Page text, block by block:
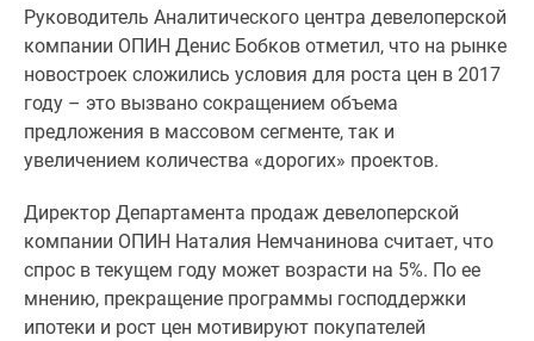
Москвы
Подмосковья
Студии
комнатные
комнатные
комнатные
Квартиры
Руководитель Аналитического центра девелоперской
компании ОПИН Денис Бобков отметил, что на рынке
новостроек сложились условия для роста цен в 2017
году – это вызвано сокращением объема
предложения в массовом сегменте, так и
увеличением количества «дорогих» проектов.
Директор Департамента продаж девелоперской
компании ОПИН Наталия Немчанинова считает, что
спрос в текущем году может возрасти на 5%. По ее
мнению, прекращение программы господдержки
ипотеки и рост цен мотивируют покупателей